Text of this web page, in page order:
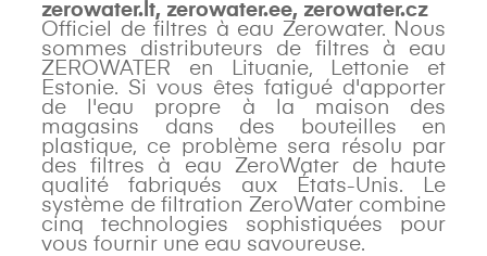
zerowater.lt, zerowater.ee, zerowater.cz
Officiel de filtres à eau Zerowater. Nous
sommes distributeurs de filtres à eau
ZEROWATER en Lituanie, Lettonie et
Estonie. Si vous êtes fatigué d'apporter
de l'eau propre à la maison des
magasins dans des bouteilles en
plastique, ce problème sera résolu par
des filtres à eau ZeroWater de haute
qualité fabriqués aux États-Unis. Le
système de filtration ZeroWater combine
cinq technologies sophistiquées pour
vous fournir une eau savoureuse.